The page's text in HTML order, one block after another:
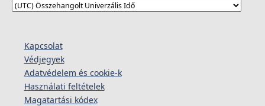
Kapcsolat
Védjegyek
Adatvédelem és cookie-k
Használati feltételek
Magatartási kódex